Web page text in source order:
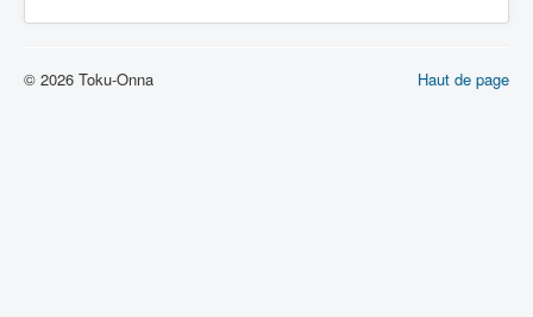
Lieux Haut de page
© 2026 Toku-Onna